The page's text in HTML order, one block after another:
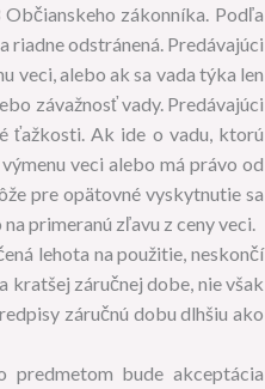
zákonníka. Podľa
riadne odstránená. Predávajúci
veci, alebo ak sa vada týka len
závažnosť vady. Predávajúci
ťažkosti. Ak ide o vadu, ktorú
veci alebo má právo od
pre opätovné vyskytnutie sa
primeranú zľavu z ceny veci.
lehota na použitie, neskončí
kratšej záručnej dobe, nie však
záručnú dobu dlhšiu ako
predmetom bude akceptácia